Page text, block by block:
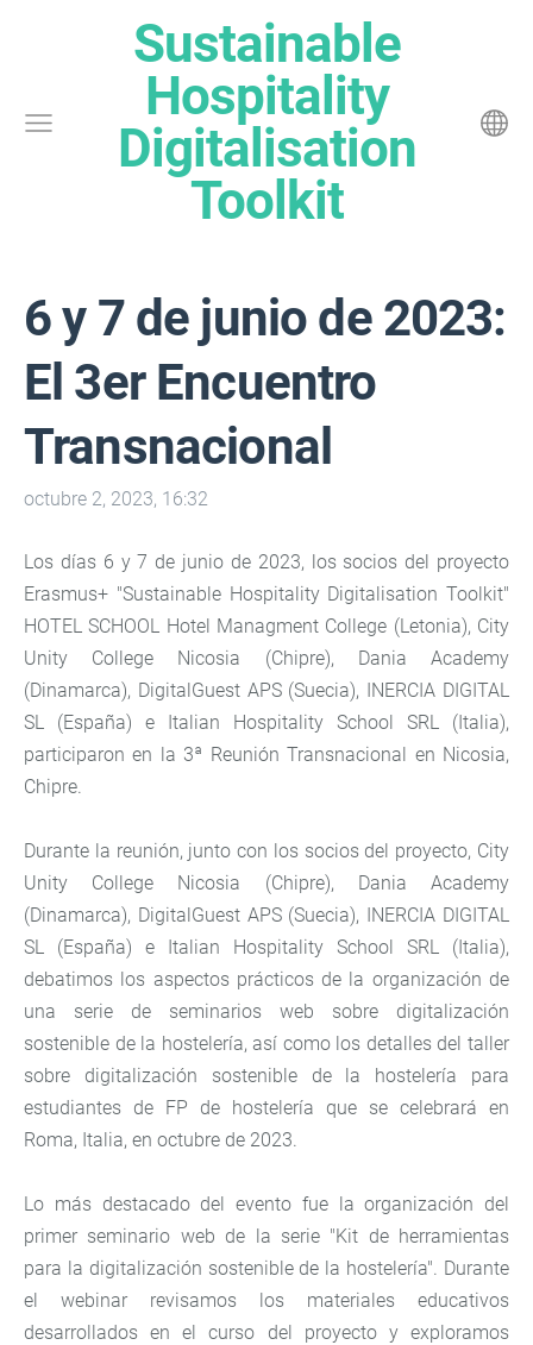
Sustainable
Hospitality
Digitalisation
Toolkit
6 y 7 de junio de 2023:
El 3er Encuentro
Transnacional
octubre 2, 2023, 16:32
Los días 6 y 7 de junio de 2023, los socios del proyecto
Erasmus+ "Sustainable Hospitality Digitalisation Toolkit"
HOTEL SCHOOL Hotel Managment College (Letonia), City
Unity College Nicosia (Chipre), Dania Academy
(Dinamarca), DigitalGuest APS (Suecia), INERCIA DIGITAL
SL (España) e Italian Hospitality School SRL (Italia),
participaron en la 3ª Reunión Transnacional en Nicosia,
Chipre.
Durante la reunión, junto con los socios del proyecto, City
Unity College Nicosia (Chipre), Dania Academy
(Dinamarca), DigitalGuest APS (Suecia), INERCIA DIGITAL
SL (España) e Italian Hospitality School SRL (Italia),
debatimos los aspectos prácticos de la organización de
una serie de seminarios web sobre digitalización
sostenible de la hostelería, así como los detalles del taller
sobre digitalización sostenible de la hostelería para
estudiantes de FP de hostelería que se celebrará en
Roma, Italia, en octubre de 2023.
Lo más destacado del evento fue la organización del
primer seminario web de la serie "Kit de herramientas
para la digitalización sostenible de la hostelería". Durante
el webinar revisamos los materiales educativos
desarrollados en el curso del proyecto y exploramos